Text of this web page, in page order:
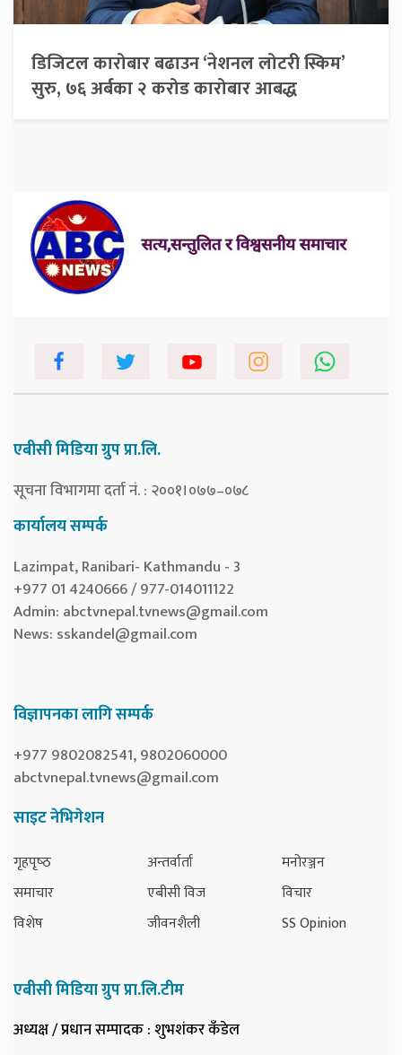
डिजिटल कारोबार बढाउन ‘नेशनल लोटरी स्किम’
सुरु, ७६ अर्बका २ करोड कारोबार आबद्ध
एबीसी मिडिया ग्रुप प्रा.लि.
सूचना विभागमा दर्ता नं. : २००१।०७७–०७८
कार्यालय सम्पर्क
Lazimpat, Ranibari- Kathmandu - 3
+977 01 4240666 / 977-014011122
Admin: abctvnepal.tvnews@gmail.com
News: sskandel@gmail.com
विज्ञापनका लागि सम्पर्क
+977 9802082541, 9802060000
abctvnepal.tvnews@gmail.com
साइट नेभिगेशन
गृहपृष्‍ठ
समाचार
विशेष
अन्तर्वार्ता
एबीसी विज
जीवनशैली
मनोरञ्जन
विचार
SS Opinion
एबीसी मिडिया ग्रुप प्रा.लि.टीम
अध्यक्ष / प्रधान सम्पादक: शुभशंकर कँडेल